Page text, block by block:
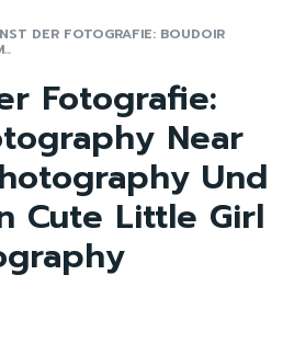
DER FOTOGRAFIE: BOUDOIR
Fotografie:
Near
Und
Cute Little Girl